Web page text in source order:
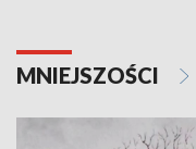
MNIEJSZOŚCI